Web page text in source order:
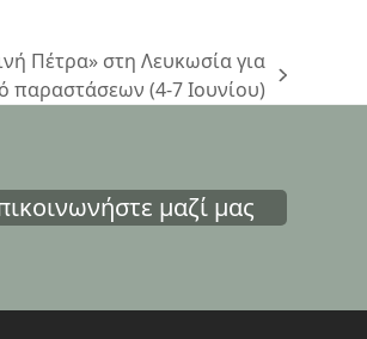
Πέτρα» στη Λευκωσία για
παραστάσεων (4-7 Ιουνίου)
μαζί μας